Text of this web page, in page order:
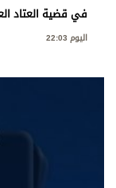
في قضية العتاد
استهدف المساس
اليوم 22:03